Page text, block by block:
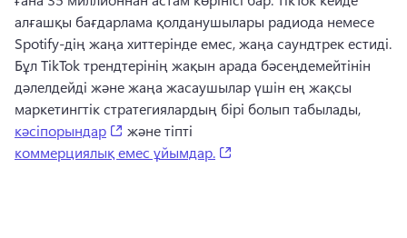
алғашқы бағдарлама қолданушылары радиода немесе
Бұл TikTok трендтерінің жақын арада бәсеңдемейтінін
дәлелдейді және жаңа жасаушылар үшін ең жақсы
маркетингтік стратегиялардың бірі болып табылады,
кәсiпорындар
(opens in a new tab)
және тiптi
коммерциялық емес ұйымдар.